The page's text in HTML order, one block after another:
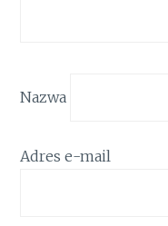
Nazwa
Adres e-mail